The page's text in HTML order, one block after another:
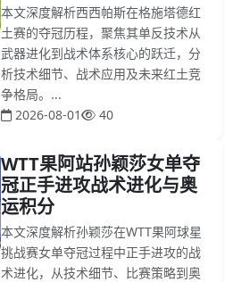
本文深度解析西西帕斯在格施塔德红
土赛的夺冠历程，聚焦其单反技术从
武器进化到战术体系核心的跃迁，分
析技术细节、战术应用及未来红土竞
争格局。...
2026-08-01
40
WTT果阿站孙颖莎女单夺
冠正手进攻战术进化与奥
运积分
本文深度解析孙颖莎在WTT果阿球星
挑战赛女单夺冠过程中正手进攻的战
术进化，从技术细节、比赛策略到奥